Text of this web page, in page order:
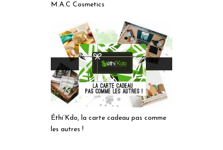
M.A.C Cosmetics
Éthi’Kdo, la carte cadeau pas comme
les autres !